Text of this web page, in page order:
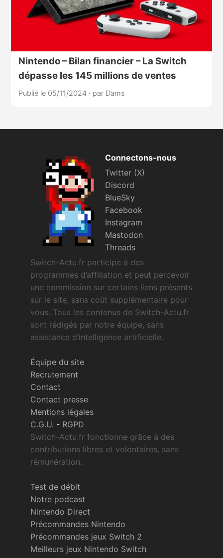
Nintendo – Bilan financier – La Switch
dépasse les 145 millions de ventes
Publié le 05/11/2024 · par Dams
Connectons-nous
Twitter (X)
Discord
BlueSky
Facebook
Instagram
Mastodon
Threads
Switch-Actu.fr participe à des
programmes d’affiliation et peut percevoir
une commission sur certains liens présents
sur le site, sans coût supplémentaire pour
vous. Tous les contenus de Switch-Actu.fr
sont rédigés par notre équipe, sans
assistance d’intelligence artificielle.
Équipe du site
Recrutement
Contact
Contact presse
Mentions légales
C.G.U. - RGPD
Switch-Actu.fr fonctionne grâce à des
contributions libres et volontaires, sans
rémunération.
Test de débit
Notre podcast
Nintendo Direct
Précommandes Nintendo
Précommandes jeux Switch 2
Meilleurs jeux Nintendo Switch